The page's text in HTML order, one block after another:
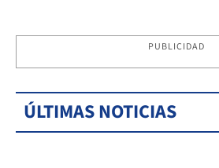
PUBLICIDAD
ÚLTIMAS NOTICIAS